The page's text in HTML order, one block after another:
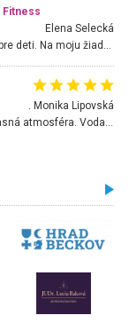
Fitness
Elena Selecká
Kútik výborný, ale hlučná hudba úplne nevhodná pre deti. Na moju žiadosť o aspoň sušenie nereagovali.
. Monika Lipovská
Úžasné prostredie, napriek tomu, že je malé. Úžasná atmosféra. Voda fantastická a nádherná. Ľudí je pomerne veľa, ale su mili a ohľaduplní. Je veľmi zaujímavé sledovať, ako dokážu spolu športovať cudzí ľudia a bez ohľadu na vek. Vládne tu pohoda. Vnuka neviem dostať z vody. Ďakujem za krásny deň . Urcite sa sem vrátim. Jediný problém je s parkovaním, ale aj ten sa mi podarilo vyriešiť. Monika Bratislava